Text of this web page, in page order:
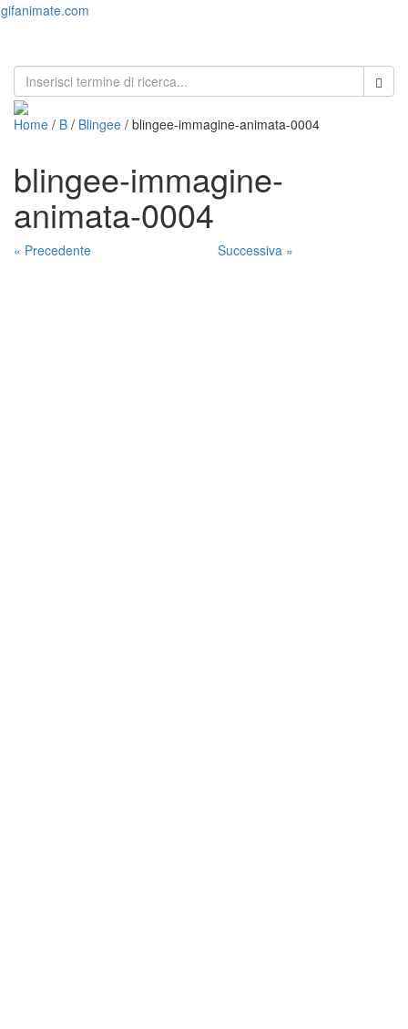
gifanimate.com
Home / B / Blingee / blingee-immagine-animata-0004
blingee-immagine-
animata-0004
« Precedente Successiva »